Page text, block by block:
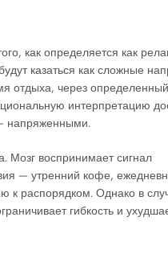
как определяется как
казаться как сложные
отдыха, через
интерпретацию
напряженными.
Мозг воспринимает сигнал
— утренний кофе,
к распорядком. Однако в
гибкость и